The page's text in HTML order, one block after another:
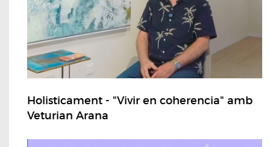
Holisticament - "Vivir en coherencia" amb
Veturian Arana